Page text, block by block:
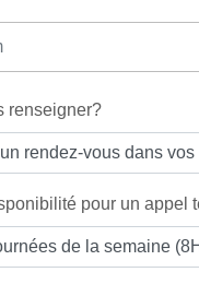
renseigner?
pour un appel